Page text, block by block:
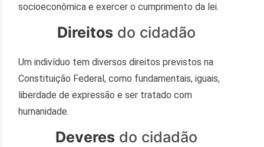
socioeconômica e exercer o cumprimento da lei.
Direitosdo cidadão
Um indivíduo tem diversos direitos previstos na
Constituição Federal, como fundamentais, iguais,
liberdade de expressão e ser tratado com
humanidade.
Deveresdo cidadão